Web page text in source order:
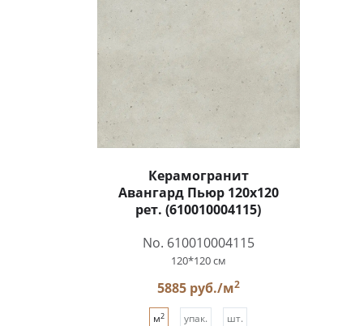
Керамогранит
Авангард Пьюр 120x120
рет. (610010004115)
No. 610010004115
120*120 см
5885 руб./м2
м2 упак. шт.